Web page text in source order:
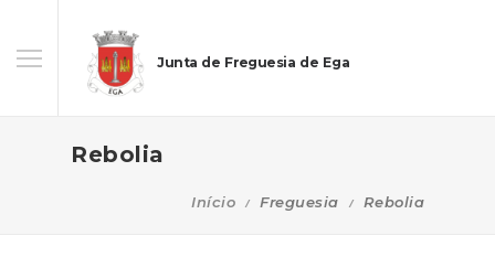
Junta de Freguesia de Ega
Rebolia
Início Freguesia Rebolia